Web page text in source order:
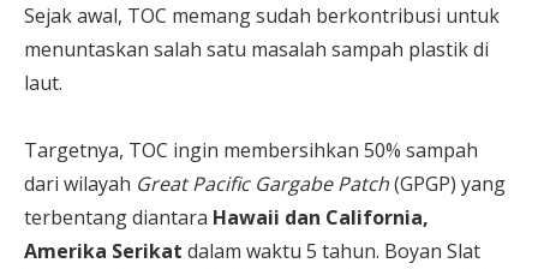
Sejak awal, TOC memang sudah berkontribusi untuk
menuntaskan salah satu masalah sampah plastik di
laut.
Targetnya, TOC ingin membersihkan 50% sampah
dari wilayah Great Pacific Gargabe Patch(GPGP) yang
terbentang diantara Hawaii dan California,
Amerika Serikat dalam waktu 5 tahun. Boyan Slat